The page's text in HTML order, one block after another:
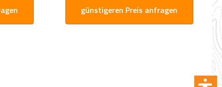
günstigeren Preis anfragen